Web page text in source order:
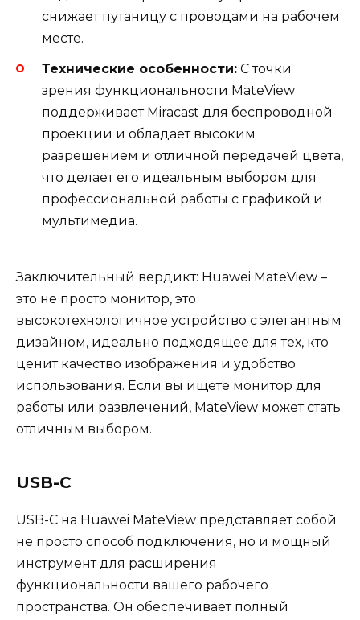
снижает путаницу с проводами на рабочем
месте.
Технические особенности: С точки
зрения функциональности MateView
поддерживает Miracast для беспроводной
проекции и обладает высоким
разрешением и отличной передачей цвета,
что делает его идеальным выбором для
профессиональной работы с графикой и
мультимедиа.
Заключительный вердикт: Huawei MateView –
это не просто монитор, это
высокотехнологичное устройство с элегантным
дизайном, идеально подходящее для тех, кто
ценит качество изображения и удобство
использования. Если вы ищете монитор для
работы или развлечений, MateView может стать
отличным выбором.
USB-C
USB-C на Huawei MateView представляет собой
не просто способ подключения, но и мощный
инструмент для расширения
функциональности вашего рабочего
пространства. Он обеспечивает полный